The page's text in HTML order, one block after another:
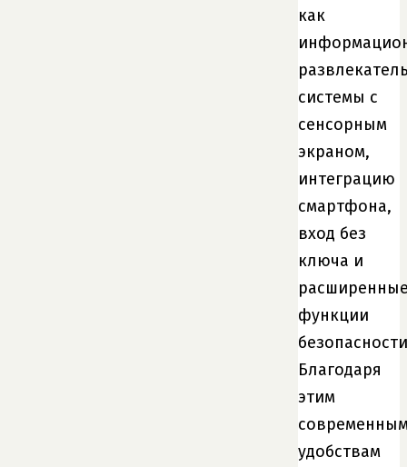
как
системы с
сенсорным
экраном,
интеграцию
смартфона,
вход без
ключа и
функции
Благодаря
этим
удобствам